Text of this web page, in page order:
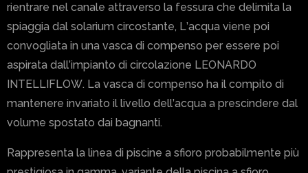
rientrare nel canale attraverso la fessura che delimita la
spiaggia dal solarium circostante, L’acqua viene poi
convogliata in una vasca di compenso per essere poi
aspirata dall’impianto di circolazione LEONARDO
INTELLIFLOW. La vasca di compenso ha il compito di
mantenere invariato il livello dell’acqua a prescindere dal
volume spostato dai bagnanti.
Rappresenta la linea di piscine a sfioro probabilmente più